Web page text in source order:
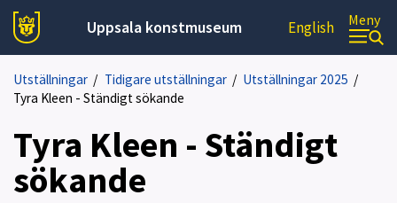
Uppsala konstmuseum English Meny
Utställningar / Tidigare utställningar/ Utställningar 2025 /
Tyra Kleen - Ständigt sökande
Tyra Kleen - Ständigt
sökande